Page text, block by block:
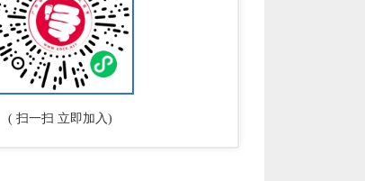
( 扫一扫 立即加入)